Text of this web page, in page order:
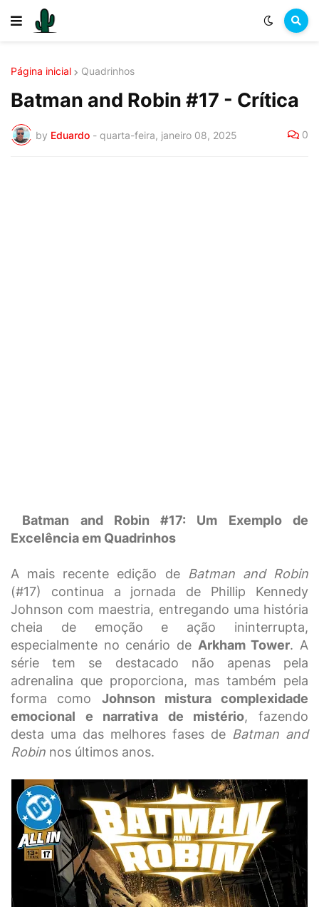
Página inicial Quadrinhos
Batman and Robin #17 - Crítica
by Eduardo - quarta-feira, janeiro 08, 2025 0
Batman and Robin #17: Um Exemplo de
Excelência em Quadrinhos
A mais recente edição de
Batman and Robin
(#17) continua a jornada de Phillip Kennedy
Johnson com maestria, entregando uma história
cheia de emoção e ação ininterrupta,
especialmente no cenário de Arkham Tower. A
série tem se destacado não apenas pela
adrenalina que proporciona, mas também pela
forma como Johnson mistura complexidade
emocional e narrativa de mistério, fazendo
desta uma das melhores fases de Batman and
Robin nos últimos anos.